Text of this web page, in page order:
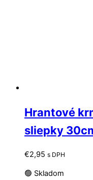
Hrantové
sliepky
€2,95 s DPH
🟢 Skladom